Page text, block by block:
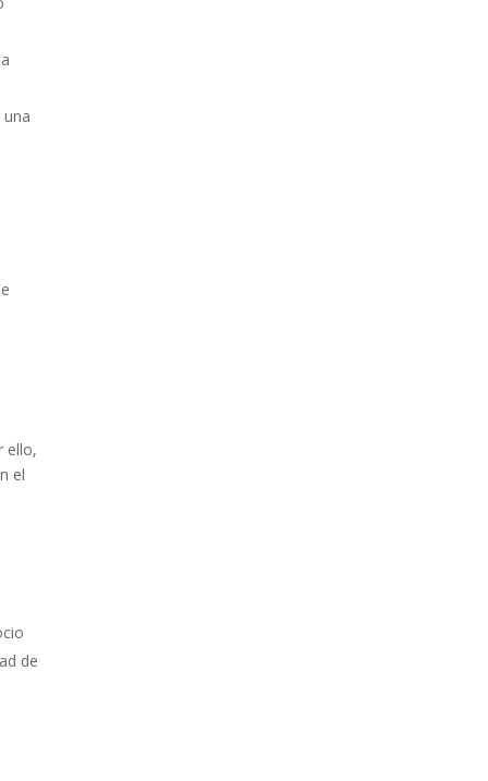
ello,
el
de